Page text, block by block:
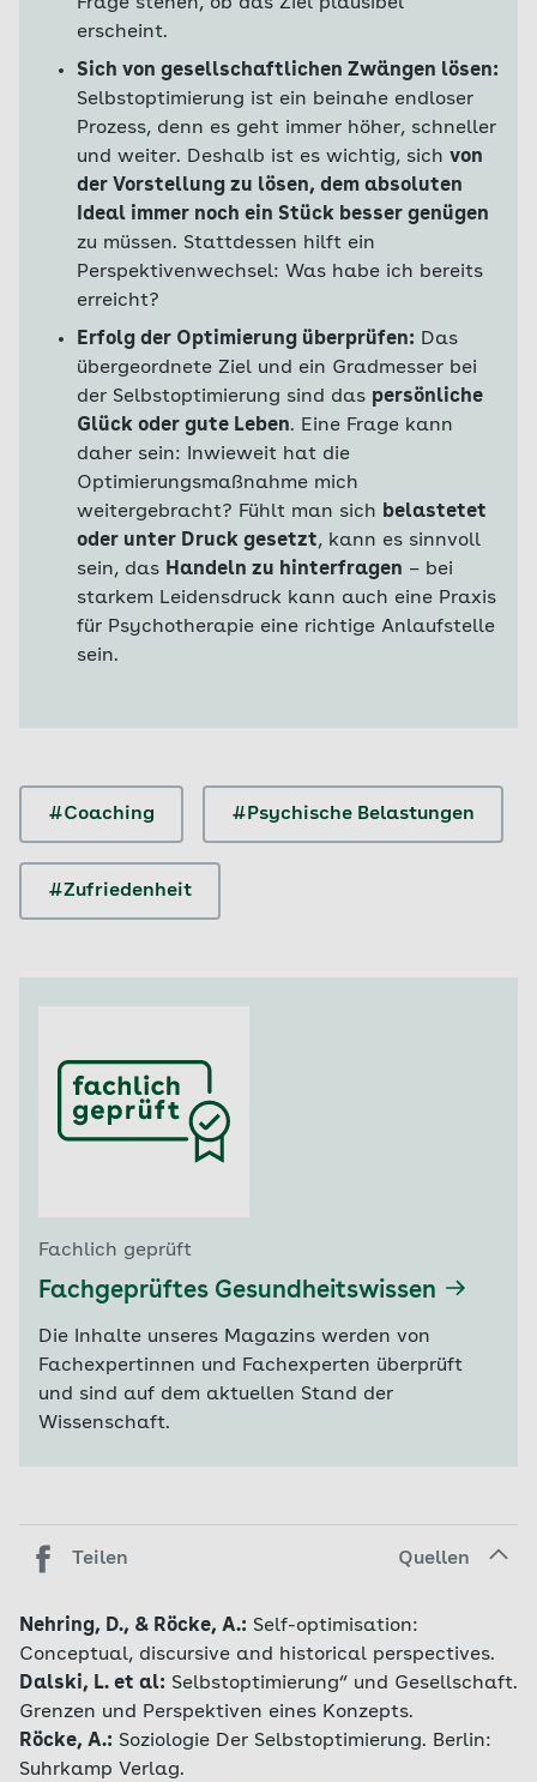
erscheint.
Sich von gesellschaftlichen Zwängen lösen:
Selbstoptimierung ist ein beinahe endloser
Prozess, denn es geht immer höher, schneller
und weiter. Deshalb ist es wichtig, sich von
der Vorstellung zu lösen, dem absoluten
Ideal immer noch ein Stück besser genügen
zu müssen. Stattdessen hilft ein
Perspektivenwechsel: Was habe ich bereits
erreicht?
Erfolg der Optimierung überprüfen: Das
übergeordnete Ziel und ein Gradmesser bei
der Selbstoptimierung sind das persönliche
Glück oder gute Leben. Eine Frage kann
daher sein: Inwieweit hat die
Optimierungsmaßnahme mich
weitergebracht? Fühlt man sich belastetet
oder unter Druck gesetzt, kann es sinnvoll
sein, das Handeln zu hinterfragen – bei
starkem Leidensdruck kann auch eine Praxis
für Psychotherapie eine richtige Anlaufstelle
sein.
#Coaching #Psychische Belastungen
#Zufriedenheit
Fachlich geprüft
Fachgeprüftes Gesundheitswissen
Die Inhalte unseres Magazins werden von
Fachexpertinnen und Fachexperten überprüft
und sind auf dem aktuellen Stand der
Wissenschaft.
Teilen Quellen
Nehring, D., & Röcke, A.: Self-optimisation:
Conceptual, discursive and historical perspectives.
Dalski, L. et al: Selbstoptimierung“ und Gesellschaft.
Grenzen und Perspektiven eines Konzepts.
Röcke, A.: Soziologie Der Selbstoptimierung. Berlin:
Suhrkamp Verlag.